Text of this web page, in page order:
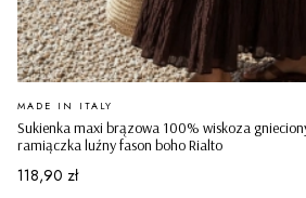
Sukienka maxi brązowa 100% wiskoza
ramiączka luźny fason boho Rialto
PRODUCENT
MADE IN ITALY
Cena
118,90 zł